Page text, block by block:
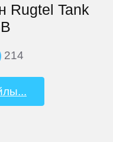
Rugtel Tank
214